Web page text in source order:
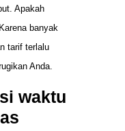
Apakah
banyak
tarif terlalu
Anda.
waktu